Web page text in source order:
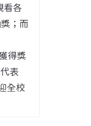
看各
；而
得獎
表
全校